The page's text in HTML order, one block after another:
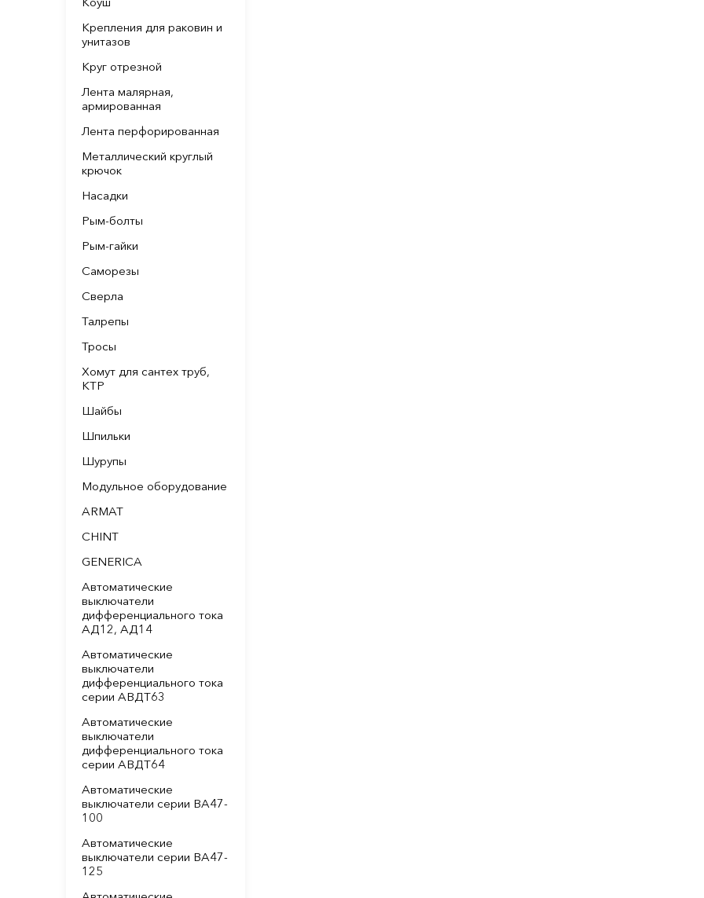
Крепления для раковин и
унитазов
Круг отрезной
Лента малярная,
армированная
Лента перфорированная
Металлический круглый
крючок
Насадки
Рым-болты
Рым-гайки
Саморезы
Сверла
Талрепы
Тросы
Хомут для сантех труб,
КТР
Шайбы
Шпильки
Шурупы
Модульное оборудование
ARMAT
CHINT
GENERICA
Автоматические
выключатели
дифференциального тока
АД12, АД14
Автоматические
выключатели
дифференциального тока
серии АВДТ63
Автоматические
выключатели
дифференциального тока
серии АВДТ64
Автоматические
выключатели серии ВА47-
100
Автоматические
выключатели серии ВА47-
125